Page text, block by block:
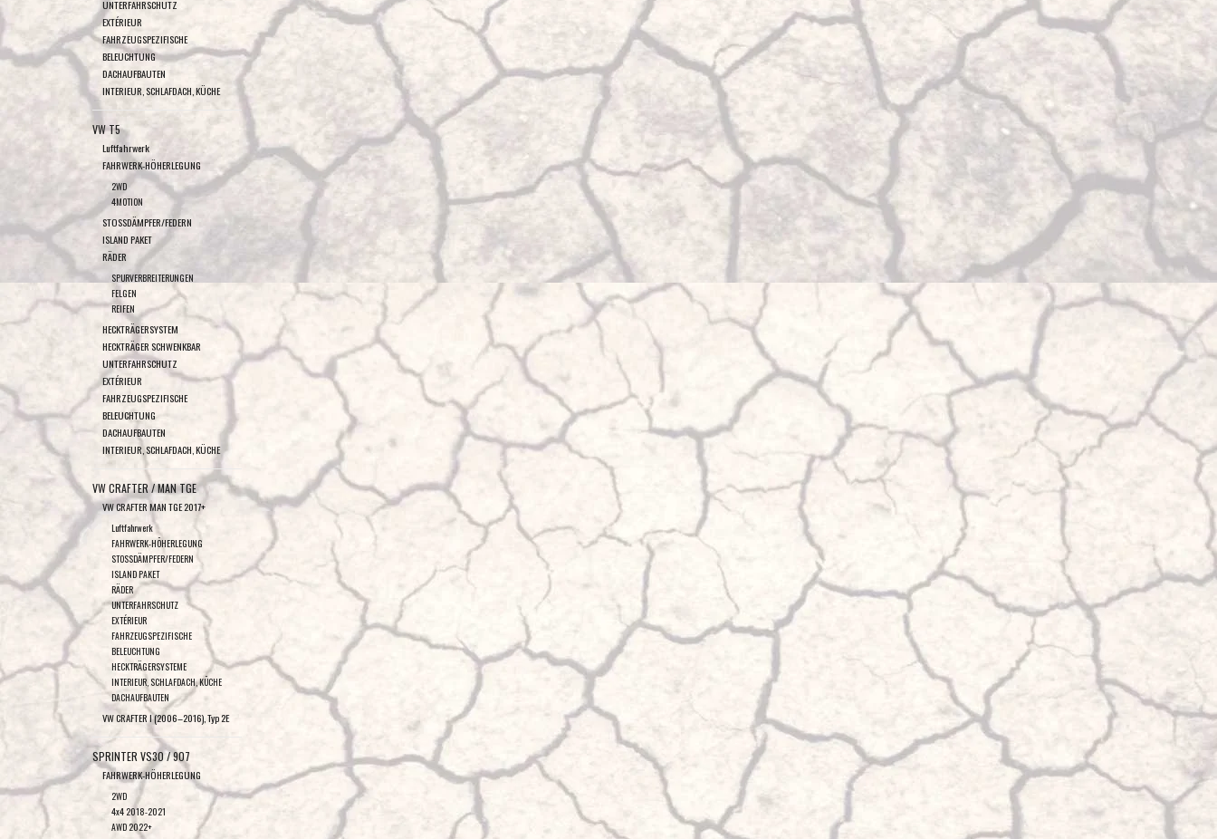
UNTERFAHRSCHUTZ
EXTÉRIEUR
FAHRZEUGSPEZIFISCHE
BELEUCHTUNG
DACHAUFBAUTEN
INTERIEUR, SCHLAFDACH, KÜCHE
VW T5
Luftfahrwerk
FAHRWERK-HÖHERLEGUNG
2WD
4MOTION
STOSSDÄMPFER/FEDERN
ISLAND PAKET
RÄDER
SPURVERBREITERUNGEN
FELGEN
REIFEN
HECKTRÄGERSYSTEM
HECKTRÄGER SCHWENKBAR
UNTERFAHRSCHUTZ
EXTÉRIEUR
FAHRZEUGSPEZIFISCHE
BELEUCHTUNG
DACHAUFBAUTEN
INTERIEUR, SCHLAFDACH, KÜCHE
VW CRAFTER / MAN TGE
VW CRAFTER MAN TGE 2017+
Luftfahrwerk
FAHRWERK-HÖHERLEGUNG
STOSSDÄMPFER/FEDERN
ISLAND PAKET
RÄDER
UNTERFAHRSCHUTZ
EXTÉRIEUR
FAHRZEUGSPEZIFISCHE
BELEUCHTUNG
HECKTRÄGERSYSTEME
INTERIEUR, SCHLAFDACH, KÜCHE
DACHAUFBAUTEN
VW CRAFTER I (2006–2016), Typ 2E
SPRINTER VS30 / 907
FAHRWERK-HÖHERLEGUNG
2WD
4x4 2018-2021
AWD 2022+